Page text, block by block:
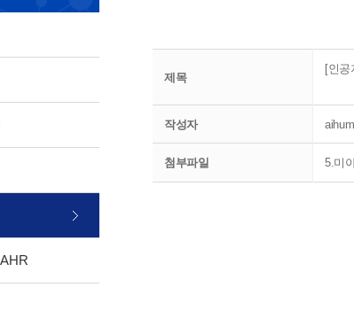
제목
[인
작성자
첨부파일 5.미